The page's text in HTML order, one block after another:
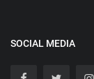
SOCIAL MEDIA